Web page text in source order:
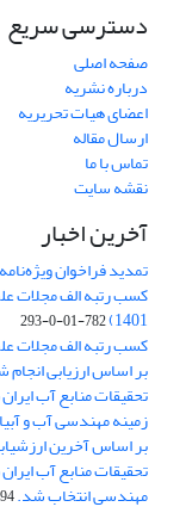
دسترسی سریع
صفحه اصلی
درباره نشریه
اعضای هیات تحریریه
ارسال مقاله
تماس با ما
نقشه سایت
آخرین اخبار
تمدید فراخوان
1401)
782-01-0-293
کسب رتبه الف مجلات
تحقیقات منابع آب
زمینه مهندسی آب و
بر اساس آخرین
تحقیقات منابع آب
مهندسی انتخاب شد.25